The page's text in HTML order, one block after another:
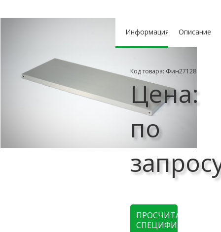
Информация Описание
Код товара: Фин27128
Цена:
по
ПРОСЧИТАТЬ
СПЕЦИФИКАЦИЮ